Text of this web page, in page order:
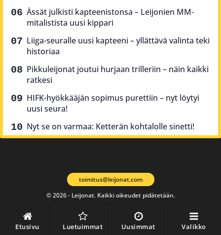
Etusivu Luetuimmat Uusimmat Valikko
Ässät julkisti kapteenistonsa – Leijonien MM-
mitalistista uusi kippari
Liiga-seuralle uusi kapteeni – yllättävä valinta teki
historiaa
Pikkuleijonat joutui hurjaan trilleriin – näin kaikki
ratkesi
HIFK-hyökkääjän sopimus purettiin – nyt löytyi
uusi seura!
Nyt se on varmaa: Ketterän kohtalolle sinetti!
© 2026 - Leijonat. Kaikki oikeudet pidätetään.
toimitus@leijonat.com